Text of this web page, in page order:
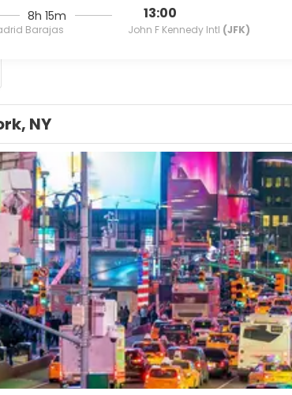
Barajas
8h 15m 13:00
John F Kennedy Intl (JFK)
NY